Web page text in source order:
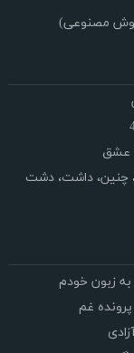
(هوش مصنوعی)
عشق
چنین، داشت، دشت
به زبون خودم
غم